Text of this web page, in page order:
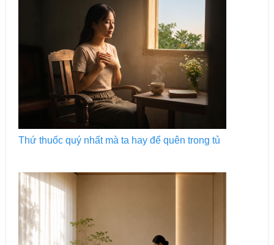
Thứ thuốc quý nhất mà ta hay để quên trong tủ